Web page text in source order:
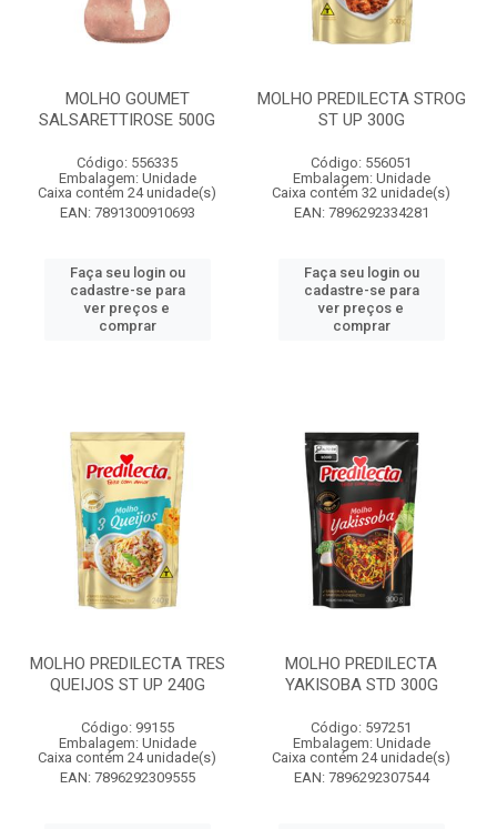
MOLHO GOUMET
SALSARETTIROSE 500G
Código: 556335
Embalagem: Unidade
Caixa contém 24 unidade(s)
EAN: 7891300910693
Faça seu login ou
cadastre-se para
ver preços e
comprar
MOLHO PREDILECTA STROG
ST UP 300G
Código: 556051
Embalagem: Unidade
Caixa contém 32 unidade(s)
EAN: 7896292334281
Faça seu login ou
cadastre-se para
ver preços e
comprar
MOLHO PREDILECTA TRES
QUEIJOS ST UP 240G
Código: 99155
Embalagem: Unidade
Caixa contém 24 unidade(s)
EAN: 7896292309555
MOLHO PREDILECTA
YAKISOBA STD 300G
Código: 597251
Embalagem: Unidade
Caixa contém 24 unidade(s)
EAN: 7896292307544